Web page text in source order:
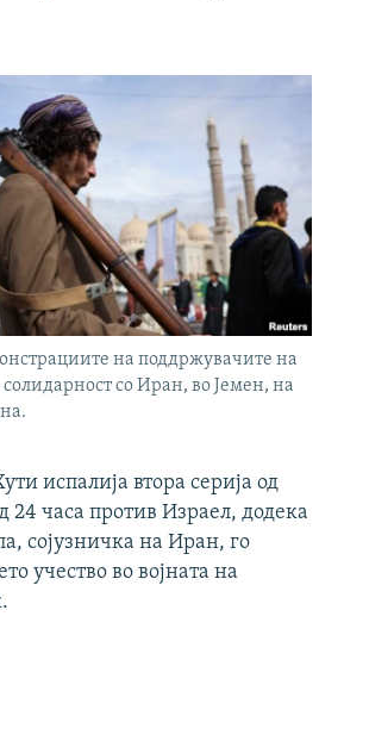
на поддржувачите на
со Иран, во Јемен, на
испалија втора серија од
24 часа против Израел, додека
сојузничка на Иран, го
учество во војната на